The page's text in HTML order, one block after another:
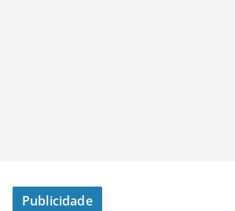
Publicidade